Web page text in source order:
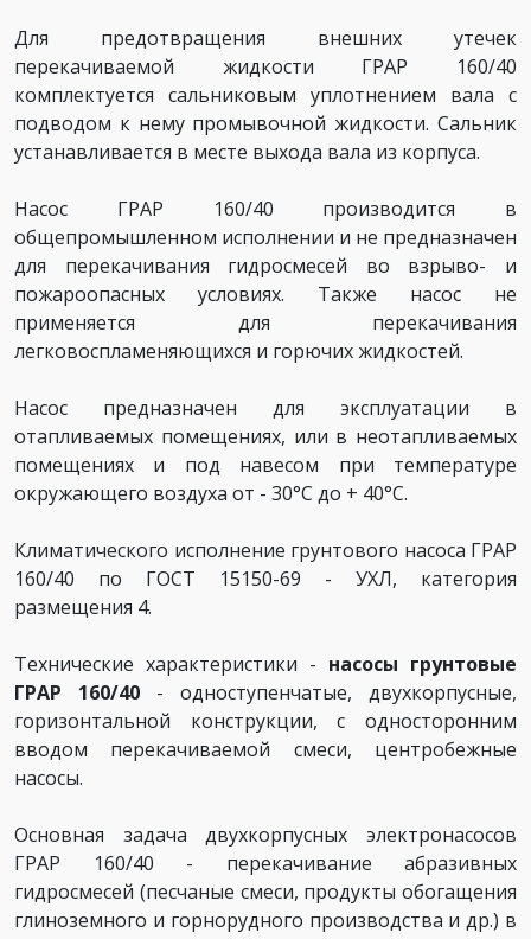
Для предотвращения внешних утечек
перекачиваемой жидкости ГРАР 160/40
комплектуется сальниковым уплотнением вала с
подводом к нему промывочной жидкости. Сальник
устанавливается в месте выхода вала из корпуса.
Насос ГРАР 160/40 производится в
общепромышленном исполнении и не предназначен
для перекачивания гидросмесей во взрыво- и
пожароопасных условиях. Также насос не
применяется для перекачивания
легковоспламеняющихся и горючих жидкостей.
Насос предназначен для эксплуатации в
отапливаемых помещениях, или в неотапливаемых
помещениях и под навесом при температуре
окружающего воздуха от - 30°C до + 40°C.
Климатического исполнение грунтового насоса ГРАР
160/40 по ГОСТ 15150-69 - УХЛ, категория
размещения 4.
Технические характеристики - насосы грунтовые
ГРАР 160/40 - одноступенчатые, двухкорпусные,
горизонтальной конструкции, с односторонним
вводом перекачиваемой смеси, центробежные
насосы.
Основная задача двухкорпусных электронасосов
ГРАР 160/40 - перекачивание абразивных
гидросмесей (песчаные смеси, продукты обогащения
глиноземного и горнорудного производства и др.) в